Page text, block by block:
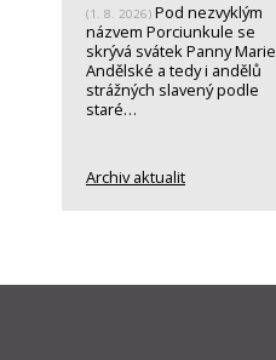
(1. 8. 2026) Pod nezvyklým
názvem Porciunkule se
skrývá svátek Panny Marie
Andělské a tedy i andělů
strážných slavený podle
staré…
Archiv aktualit